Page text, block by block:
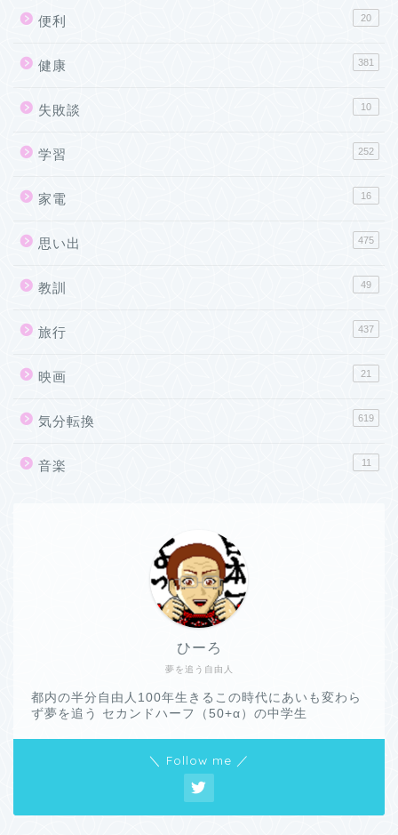
便利 20
健康 381
失敗談 10
学習 252
家電 16
思い出 475
教訓 49
旅行 437
映画 21
気分転換 619
音楽 11
夢を追う自由人
ひーろ
都内の半分自由人100年生きるこの時代にあいも変わら
ず夢を追う セカンドハーフ（50+α）の中学生
＼ Follow me ／